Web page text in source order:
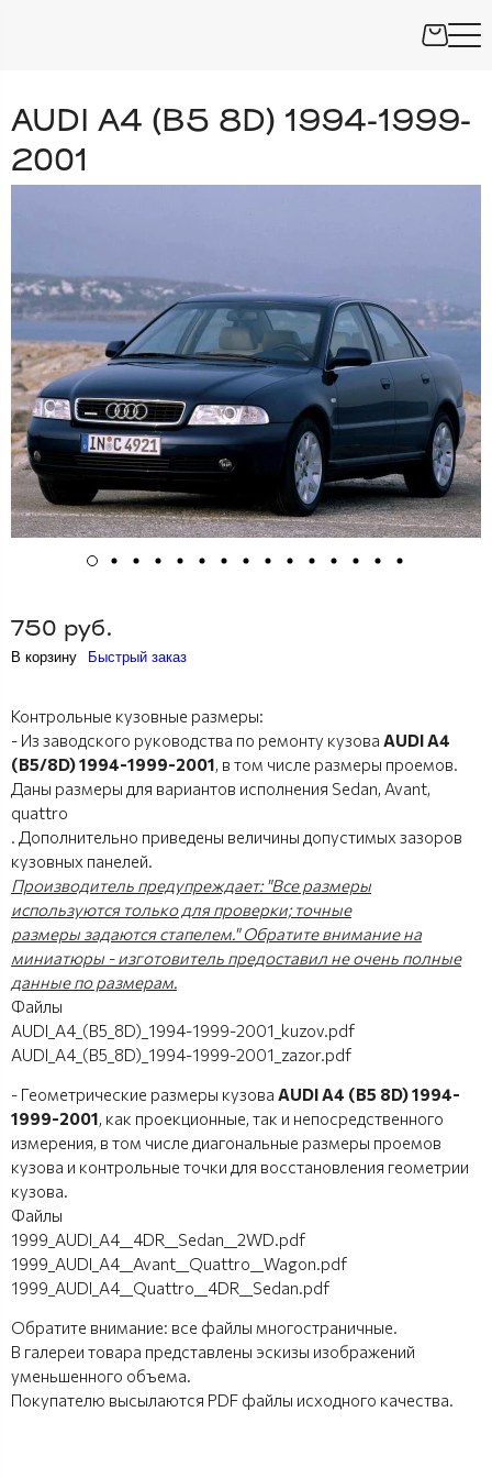
AUDI A4 (B5 8D) 1994-1999-
2001
750 руб.
В корзину Быстрый заказ
Контрольные кузовные размеры:
- Из заводского руководства по ремонту кузова AUDI A4
(B5/8D) 1994-1999-2001, в том числе размеры проемов.
Даны размеры для вариантов исполнения Sedan, Avant,
quattro
. Дополнительно приведены величины допустимых зазоров
кузовных панелей.
Производитель предупреждает: "Все размеры
используются только для проверки; точные
размеры задаются стапелем." Обратите внимание на
миниатюры - изготовитель предоставил не очень полные
данные по размерам.
Файлы
AUDI_A4_(B5_8D)_1994-1999-2001_kuzov.pdf
AUDI_A4_(B5_8D)_1994-1999-2001_zazor.pdf
- Геометрические размеры кузова AUDIA4 (B5 8D) 1994-
1999-2001, как проекционные, так и непосредственного
измерения, в том числе диагональные размеры проемов
кузова и контрольные точки для восстановления геометрии
кузова.
Файлы
1999_AUDI_A4__4DR__Sedan__2WD.pdf
1999_AUDI_A4__Avant__Quattro__Wagon.pdf
1999_AUDI_A4__Quattro__4DR__Sedan.pdf
Обратите внимание: все файлы многостраничные.
В галереи товара представлены эскизы изображений
уменьшенного объема.
Покупателю высылаются PDF файлы исходного качества.